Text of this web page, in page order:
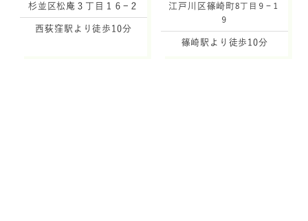
杉並区松庵３丁目１６−２
西荻窪駅より徒歩10分
江戸川区篠崎町8丁目９−１
９
篠崎駅より徒歩10分